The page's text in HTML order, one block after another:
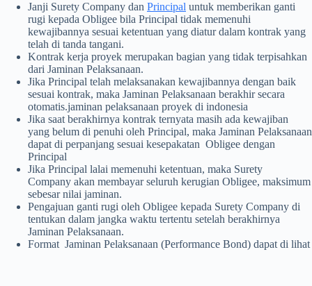
Janji Surety Company dan Principal untuk memberikan ganti
rugi kepada Obligee bila Principal tidak memenuhi
kewajibannya sesuai ketentuan yang diatur dalam kontrak yang
telah di tanda tangani.
Kontrak kerja proyek merupakan bagian yang tidak terpisahkan
dari Jaminan Pelaksanaan.
Jika Principal telah melaksanakan kewajibannya dengan baik
sesuai kontrak, maka Jaminan Pelaksanaan berakhir secara
otomatis.jaminan pelaksanaan proyek di indonesia
Jika saat berakhirnya kontrak ternyata masih ada kewajiban
yang belum di penuhi oleh Principal, maka Jaminan Pelaksanaan
dapat di perpanjang sesuai kesepakatan Obligee dengan
Principal
Jika Principal lalai memenuhi ketentuan, maka Surety
Company akan membayar seluruh kerugian Obligee, maksimum
sebesar nilai jaminan.
Pengajuan ganti rugi oleh Obligee kepada Surety Company di
tentukan dalam jangka waktu tertentu setelah berakhirnya
Jaminan Pelaksanaan.
Format Jaminan Pelaksanaan (Performance Bond) dapat di lihat